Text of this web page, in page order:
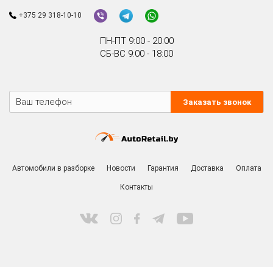
+375 29 318-10-10
ПН-ПТ 9:00 - 20:00
СБ-ВС 9:00 - 18:00
Заказать звонок
Автомобили в разборке Новости Гарантия Доставка Оплата
Контакты